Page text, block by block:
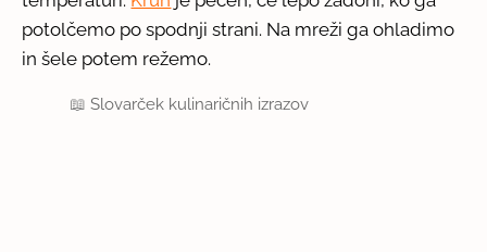
potolčemo po spodnji strani. Na mreži ga ohladimo
in šele potem režemo.
📖Slovarček kulinaričnih izrazov